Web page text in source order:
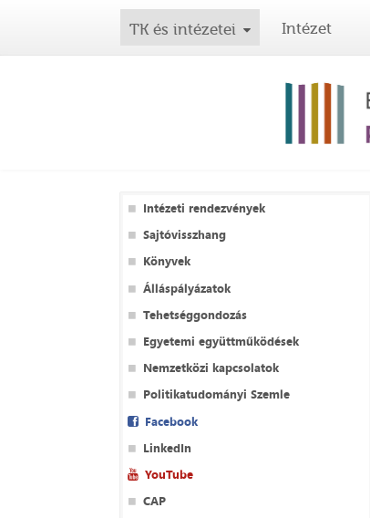
TK és intézetei Intézet
Intézeti rendezvények
Sajtóvisszhang
Könyvek
Álláspályázatok
Tehetséggondozás
Egyetemi együttműködések
Nemzetközi kapcsolatok
Politikatudományi Szemle
Facebook
LinkedIn
YouTube
CAP